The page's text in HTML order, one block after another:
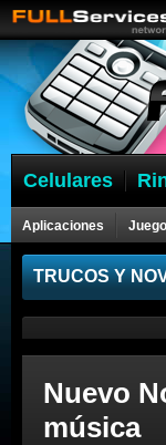
Celulares
Aplicaciones
Celulares
TRUCOS Y
Nuevo
música